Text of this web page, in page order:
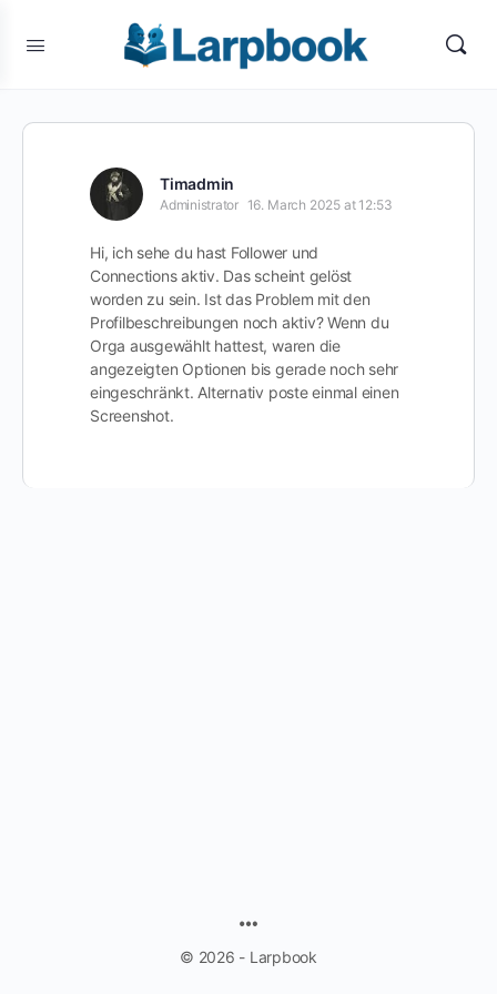
Timadmin
Administrator 16. March 2025 at 12:53
Hi, ich sehe du hast Follower und
Connections aktiv. Das scheint gelöst
worden zu sein. Ist das Problem mit den
Profilbeschreibungen noch aktiv? Wenn du
Orga ausgewählt hattest, waren die
angezeigten Optionen bis gerade noch sehr
eingeschränkt. Alternativ poste einmal einen
Screenshot.
© 2026 - Larpbook